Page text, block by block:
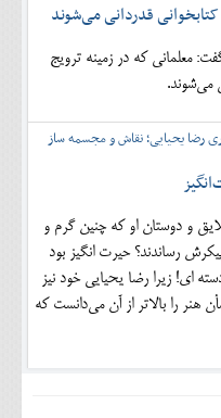
قدردانی می‌شوند
گفت: معلمانی که در زمینه ترویج
می‌شوند.
رضا یحیایی؛ نقاش و مجسمه ساز
و دوستان او که چنین گرم و
رساندند؟ حیرت انگیز بود
ای! زیرا رضا یحیایی خود نیز
را بالاتر از آن می‌دانست که